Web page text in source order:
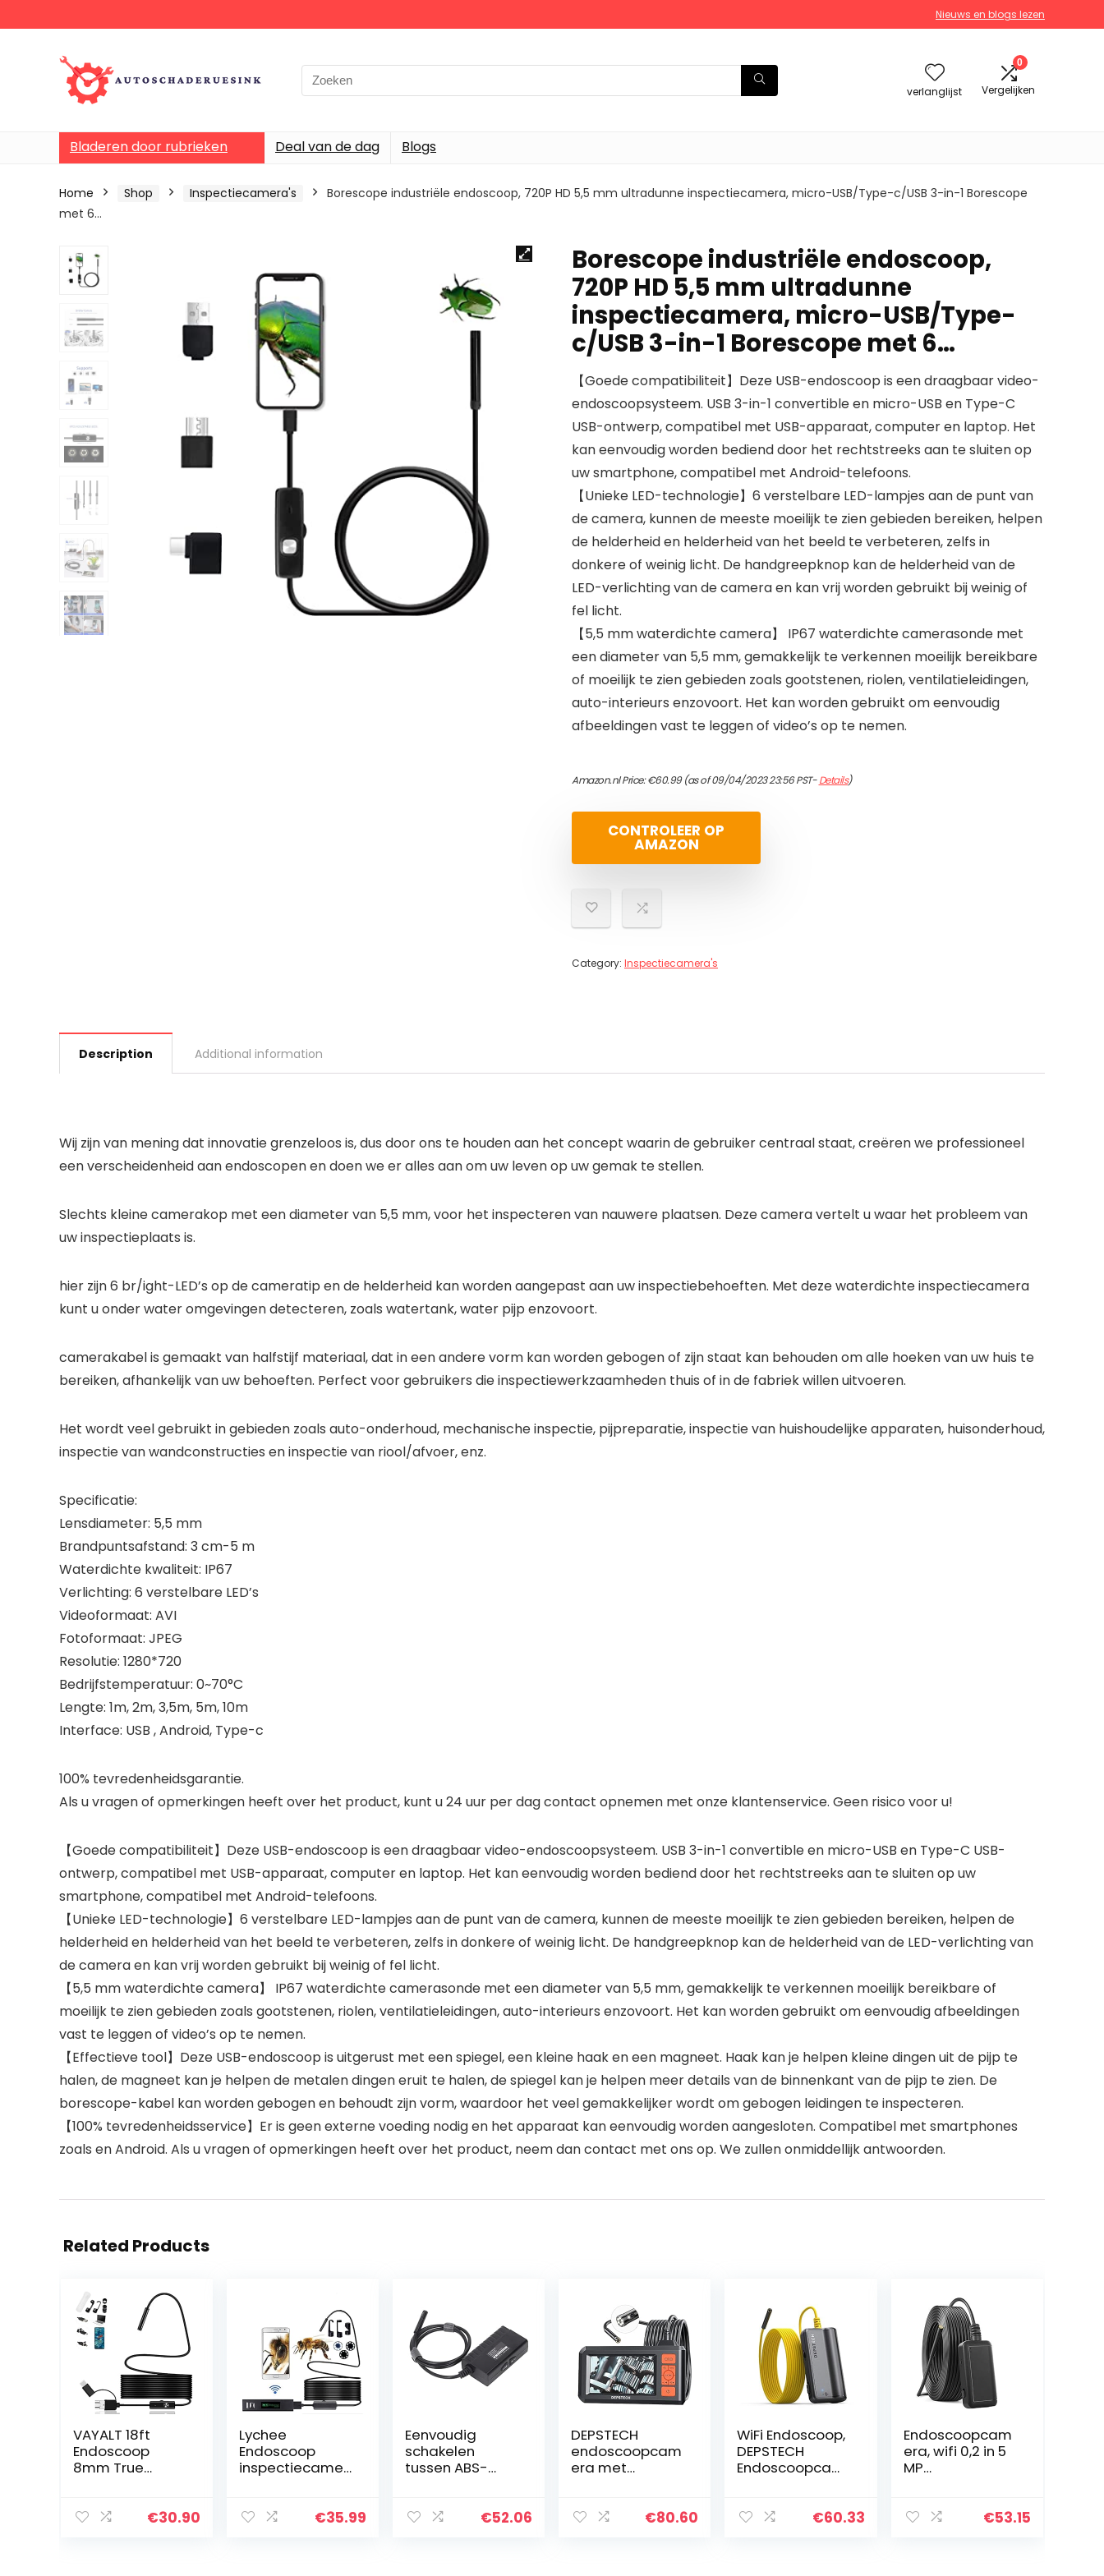
Nieuws en blogs lezen
verlanglijst
0
Vergelijken
Bladeren door rubrieken Deal van de dag Blogs
Home Shop Inspectiecamera's
Borescope industriële endoscoop, 720P HD 5,5 mm ultradunne inspectiecamera, micro-USB/Type-c/USB 3-in-1 Borescope
met 6…
Borescope industriële endoscoop,
720P HD 5,5 mm ultradunne
inspectiecamera, micro-USB/Type-
c/USB 3-in-1 Borescope met 6…
【Goede compatibiliteit】Deze USB-endoscoop is een draagbaar video-
endoscoopsysteem. USB 3-in-1 convertible en micro-USB en Type-C
USB-ontwerp, compatibel met USB-apparaat, computer en laptop. Het
kan eenvoudig worden bediend door het rechtstreeks aan te sluiten op
uw smartphone, compatibel met Android-telefoons.
【Unieke LED-technologie】6 verstelbare LED-lampjes aan de punt van
de camera, kunnen de meeste moeilijk te zien gebieden bereiken, helpen
de helderheid en helderheid van het beeld te verbeteren, zelfs in
donkere of weinig licht. De handgreepknop kan de helderheid van de
LED-verlichting van de camera en kan vrij worden gebruikt bij weinig of
fel licht.
【5,5 mm waterdichte camera】 IP67 waterdichte camerasonde met
een diameter van 5,5 mm, gemakkelijk te verkennen moeilijk bereikbare
of moeilijk te zien gebieden zoals gootstenen, riolen, ventilatieleidingen,
auto-interieurs enzovoort. Het kan worden gebruikt om eenvoudig
afbeeldingen vast te leggen of video’s op te nemen.
Amazon.nl Price:€60.99(as of 09/04/2023 23:56 PST-Details)
CONTROLEER OP
AMAZON
Category: Inspectiecamera's
Description Additional information
Wij zijn van mening dat innovatie grenzeloos is, dus door ons te houden aan het concept waarin de gebruiker centraal staat, creëren we professioneel
een verscheidenheid aan endoscopen en doen we er alles aan om uw leven op uw gemak te stellen.
Slechts kleine camerakop met een diameter van 5,5 mm, voor het inspecteren van nauwere plaatsen. Deze camera vertelt u waar het probleem van
uw inspectieplaats is.
hier zijn 6 br/ight-LED’s op de cameratip en de helderheid kan worden aangepast aan uw inspectiebehoeften. Met deze waterdichte inspectiecamera
kunt u onder water omgevingen detecteren, zoals watertank, water pijp enzovoort.
camerakabel is gemaakt van halfstijf materiaal, dat in een andere vorm kan worden gebogen of zijn staat kan behouden om alle hoeken van uw huis te
bereiken, afhankelijk van uw behoeften. Perfect voor gebruikers die inspectiewerkzaamheden thuis of in de fabriek willen uitvoeren.
Het wordt veel gebruikt in gebieden zoals auto-onderhoud, mechanische inspectie, pijpreparatie, inspectie van huishoudelijke apparaten, huisonderhoud,
inspectie van wandconstructies en inspectie van riool/afvoer, enz.
Specificatie:
Lensdiameter: 5,5 mm
Brandpuntsafstand: 3 cm-5 m
Waterdichte kwaliteit: IP67
Verlichting: 6 verstelbare LED’s
Videoformaat: AVI
Fotoformaat: JPEG
Resolutie: 1280*720
Bedrijfstemperatuur: 0~70°C
Lengte: 1m, 2m, 3,5m, 5m, 10m
Interface: USB , Android, Type-c
100% tevredenheidsgarantie.
Als u vragen of opmerkingen heeft over het product, kunt u 24 uur per dag contact opnemen met onze klantenservice. Geen risico voor u!
【Goede compatibiliteit】Deze USB-endoscoop is een draagbaar video-endoscoopsysteem. USB 3-in-1 convertible en micro-USB en Type-C USB-
ontwerp, compatibel met USB-apparaat, computer en laptop. Het kan eenvoudig worden bediend door het rechtstreeks aan te sluiten op uw
smartphone, compatibel met Android-telefoons.
【Unieke LED-technologie】6 verstelbare LED-lampjes aan de punt van de camera, kunnen de meeste moeilijk te zien gebieden bereiken, helpen de
helderheid en helderheid van het beeld te verbeteren, zelfs in donkere of weinig licht. De handgreepknop kan de helderheid van de LED-verlichting van
de camera en kan vrij worden gebruikt bij weinig of fel licht.
【5,5 mm waterdichte camera】 IP67 waterdichte camerasonde met een diameter van 5,5 mm, gemakkelijk te verkennen moeilijk bereikbare of
moeilijk te zien gebieden zoals gootstenen, riolen, ventilatieleidingen, auto-interieurs enzovoort. Het kan worden gebruikt om eenvoudig afbeeldingen
vast te leggen of video’s op te nemen.
【Effectieve tool】Deze USB-endoscoop is uitgerust met een spiegel, een kleine haak en een magneet. Haak kan je helpen kleine dingen uit de pijp te
halen, de magneet kan je helpen de metalen dingen eruit te halen, de spiegel kan je helpen meer details van de binnenkant van de pijp te zien. De
borescope-kabel kan worden gebogen en behoudt zijn vorm, waardoor het veel gemakkelijker wordt om gebogen leidingen te inspecteren.
【100% tevredenheidsservice】Er is geen externe voeding nodig en het apparaat kan eenvoudig worden aangesloten. Compatibel met smartphones
zoals en Android. Als u vragen of opmerkingen heeft over het product, neem dan contact met ons op. We zullen onmiddellijk antwoorden.
Related Products
VAYALT 18ft
Endoscoop
8mm True
Zoomable
€30.90
Lychee
Endoscoop
inspectiecamer
inspectiecamer
€35.99
Eenvoudig
schakelen
tussen ABS-
diameter van 8
€52.06
DEPSTECH
endoscoopcam
era met
a met licht, 7
€80.60
WiFi Endoscoop,
DEPSTECH
Endoscoopcam
HD
€60.33
Endoscoopcam
era, wifi 0,2 in 5
MP
IP67
€53.15